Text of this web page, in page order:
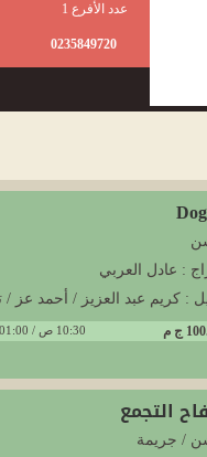
عدد الأفرع 1
0235849720
: عادل العربي
: كريم عبد العزيز / أحمد عز /
ج م 10:30 ص / 01:00 م / 03:00 م / 05:00 م / 07:00 م
التجمع
/ جريمة